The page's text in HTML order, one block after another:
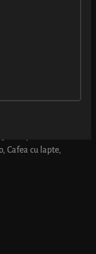
cașcaval
Cafea cu lapte,